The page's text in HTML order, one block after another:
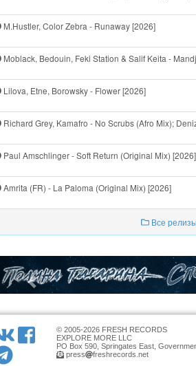
M.Hustler, Color Zebra - Runaway [2026]
Moblack, Bedouin, Feki Station & Salif Keita -
Lilova, Etne, Borowsky - Flower [2026]
Richard Grey, Kamafro - No Scrubs (Afro Mix);
Paul Amschlinger - Soft Return (Original Mix) [2026]
Amrita (FR) - La Paloma (Original Mix) [2026]
Все
© 2005-2026 FRESH RECORDS
EXPLORE MORE LLC
PO Box 590, Springates East,
press
freshrecords.net